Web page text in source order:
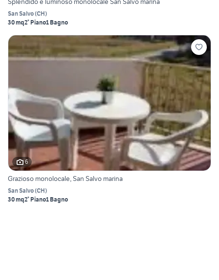
San Salvo(CH)
30 mq2° Piano1 Bagno
6
Grazioso monolocale, San Salvo marina
San Salvo(CH)
30 mq2° Piano1 Bagno